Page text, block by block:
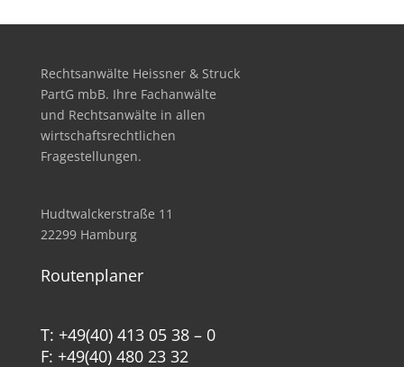
Rechtsanwälte Heissner & Struck
PartG mbB. Ihre Fachanwälte
und Rechtsanwälte in allen
wirtschafts­rechtlichen
Fragestellungen.
Hudtwalckerstraße 11
22299 Hamburg
Routenplaner
T: +49(40) 413 05 38 – 0
F: +49(40) 480 23 32